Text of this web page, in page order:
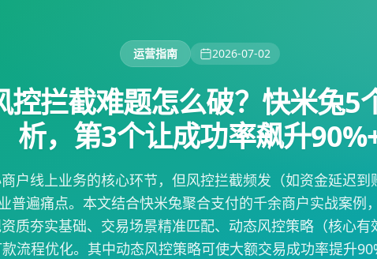
运营指南 2026-07-02
控拦截难题怎么破？快米兔5
析，第3个让成功率飙升
户线上业务的核心环节，但风控拦截频发（如资金延迟到
普遍痛点。本文结合快米兔聚合支付的千余商户实战案例
质夯实基础、交易场景精准匹配、动态风控策略（核心有
流程优化。其中动态风控策略可使大额交易成功率提升